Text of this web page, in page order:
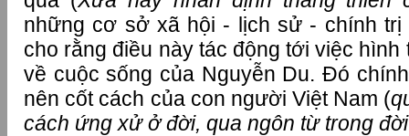
những cơ sở xã hội - lịch sử - chính trị
cho rằng điều này tác động tới việc
về cuộc sống của Nguyễn Du. Đó
nên cốt cách của con người Việt Nam (
cách ứng xử ở đời, qua ngôn từ trong